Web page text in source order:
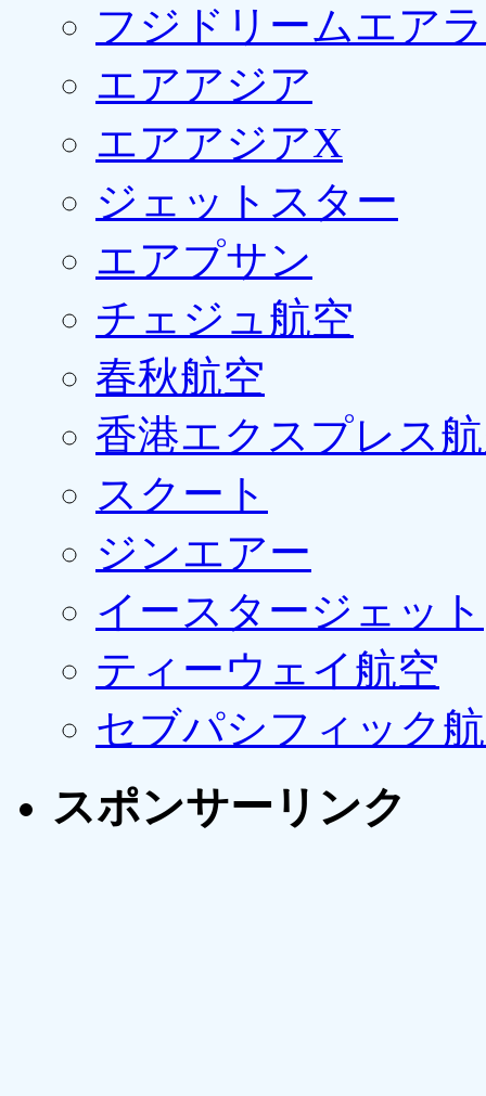
フジドリームエア
エアアジア
エアアジアX
ジェットスター
エアプサン
チェジュ航空
春秋航空
香港エクスプレス
スクート
ジンエアー
イースタージェット
ティーウェイ航空
セブパシフィック
スポンサーリンク